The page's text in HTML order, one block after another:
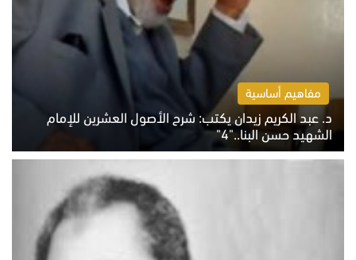
مفاهيم أساسية
د. عبد الكريم زيدان يكتب: شرح الأصول العشرين للإمام
الشهيد حسن البنا.."4"
الخميس 6 أغسطس 2026 10:27 ص